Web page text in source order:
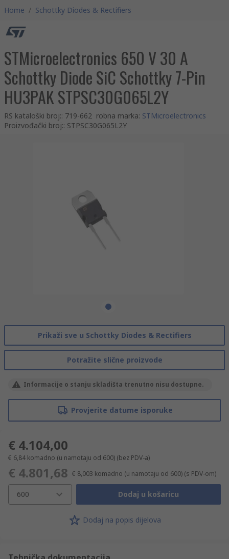
Home / Schottky Diodes & Rectifiers
STMicroelectronics 650 V 30 A
Schottky Diode SiC Schottky 7-Pin
HU3PAK STPSC30G065L2Y
RS kataloški broj:: 719-662 robna marka: STMicroelectronics
Proizvođački broj:: STPSC30G065L2Y
Prikaži sve u Schottky Diodes & Rectifiers
Potražite slične proizvode
Informacije o stanju skladišta trenutno nisu dostupne.
Provjerite datume isporuke
€ 4.104,00
€ 6,84 komadno (u namotaju od 600) (bez PDV-a)
€ 4.801,68 € 8,003 komadno (u namotaju od 600) (s PDV-om)
600 Dodaj u košaricu
Dodaj na popis dijelova